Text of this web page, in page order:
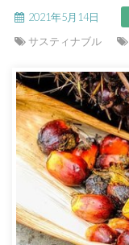
2021年5月14日
サスティナブル